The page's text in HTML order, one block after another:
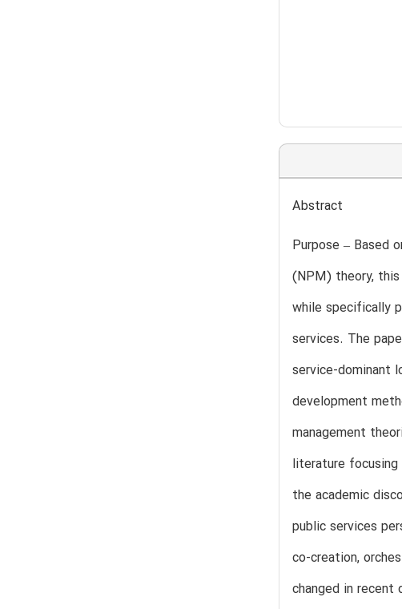
Abstract
Purpose – Based
(NPM) theory,
while specifically
services. The
service-dominant
development
management
literature
the academic
public services
co-creation,
changed in recent